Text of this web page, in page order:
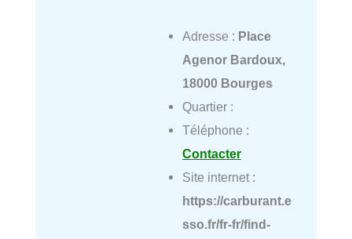
Adresse : Place
Agenor Bardoux,
18000 Bourges
Quartier :
Téléphone :
Contacter
Site internet :
https://carburant.e
sso.fr/fr-fr/find-